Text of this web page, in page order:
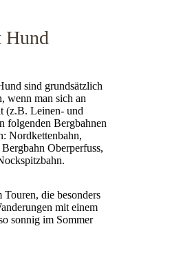
Hund
sind grundsätzlich
wenn man sich an
(z.B. Leinen- und
folgenden Bergbahnen
Nordkettenbahn,
Oberperfuss,
die besonders
mit einem
sonnig im Sommer